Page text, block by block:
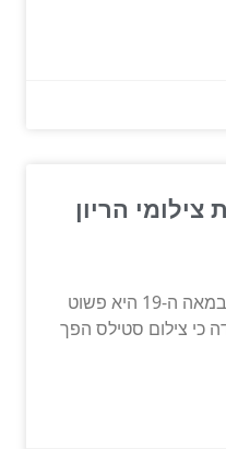
הריון
העובדה כי הצילום הומצא רק במאה ה-19 היא פשוט
כי צילום סטילס הפך